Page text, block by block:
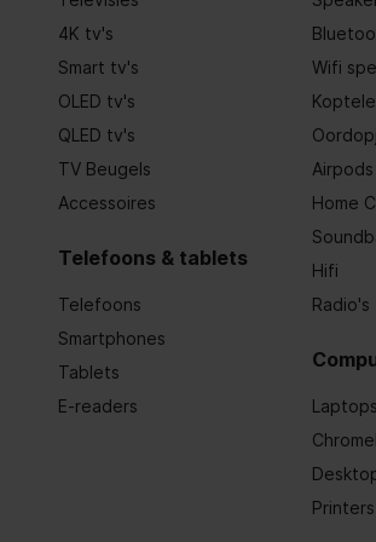
Type bedienings- en
Lengte elektriciteitssnoer
Frequentie
Verlichting
Type stekker
4K tv's
Smart tv's
OLED tv's
QLED tv's
TV Beugels
Accessoires
Telefoons & tablets
Telefoons
Smartphones
Tablets
E-readers
Wifi
Airpods
Home
Hifi
Radio's
Laptops
Printers